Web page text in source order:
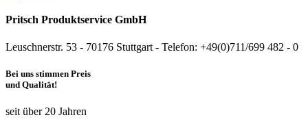
Pritsch Produktservice GmbH
Leuschnerstr. 53 - 70176 Stuttgart - Telefon: +49(0)711/699 482 - 0
Bei uns stimmen Preis
und Qualität!
seit über 20 Jahren